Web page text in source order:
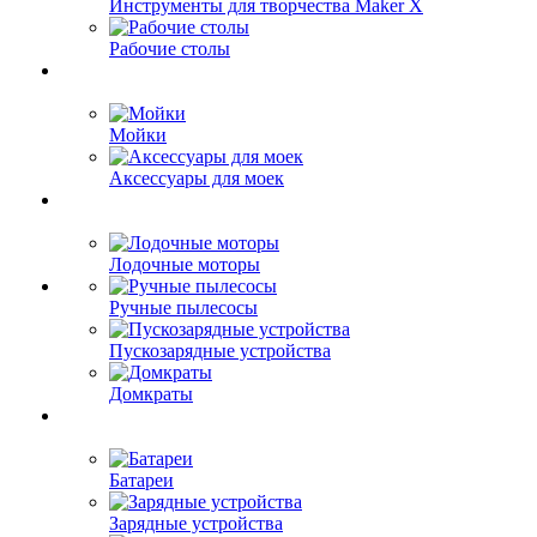
Инструменты для творчества Maker X
Рабочие столы
Мойки
Аксессуары для моек
Лодочные моторы
Ручные пылесосы
Пускозарядные устройства
Домкраты
Батареи
Зарядные устройства